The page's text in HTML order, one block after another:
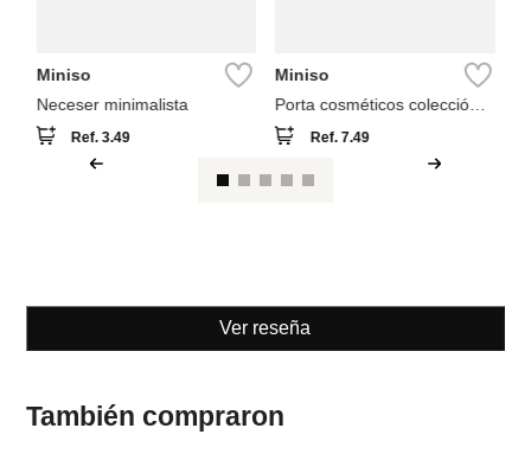
Miniso
Neceser minimalista
Ref.3.49
Miniso
Porta cosméticos colección
mikko
Ref. 7.49
Ver reseña
También compraron